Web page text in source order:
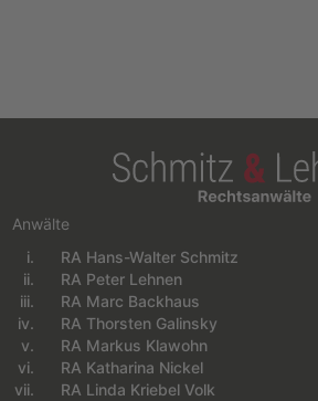
Anwälte
Navigation überspringen
RA Hans-Walter Schmitz
RA Peter Lehnen
RA Marc Backhaus
RA Thorsten Galinsky
RA Markus Klawohn
RA Katharina Nickel
RA Linda Kriebel Volk